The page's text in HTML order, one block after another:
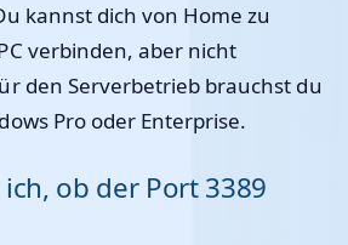
kannst dich von Home zu
verbinden, aber nicht
den Serverbetrieb brauchst du
Pro oder Enterprise.
ob der Port 3389